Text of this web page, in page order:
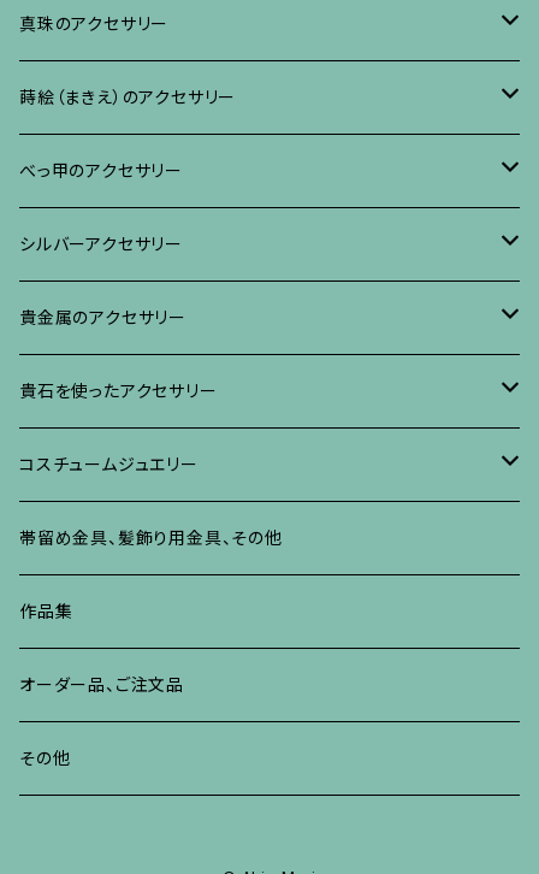
ブレスレット、バングル、その他
ネックレス・ペンダント
リング
ブレスレット・バングル、その他
イヤリング・ピアス
ネックレス、ペンダント
ブレスレット、その他
ブローチ
イヤリング・ピアス
ネックレス、ペンダント
リング
ブレスレット、その他
真珠のアクセサリー
ブローチ
イヤリング・ピアス
ネックレス、ペンダント
リング
ブレスレット、その他
蒔絵（まきえ）のアクセサリー
べっ甲に蒔絵のアクセサリー
ブローチ
イヤリング・ピアス
真珠に蒔絵のアクセサリー
ブローチ
イヤリング、ピアス
水晶に蒔絵のアクセサリー
ブローチ
イヤリング、ピアス
朴の木やポプラに蒔絵のアクセサリー
ブローチ
イヤリング・ピアス
その他の蒔絵のアクセサリー
べっ甲のアクセサリー
ブローチ
イヤリング、ピアス
ネックレス、ペンダント
リング
ブレスレット、バングル、その他
シルバーアクセサリー
ブローチ
イヤリング、ピアス
ネックレス、ペンダント
リング
ブレスレット、バングル、その他
貴金属のアクセサリー
ブローチ
イヤリング、ピアス
ネックレス、ペンダント
ブレスレット、その他
リング
貴石を使ったアクセサリー
ブローチ
イヤリング、ピアス
ネックレス、ペンダント
リング
ブレスレット、バングル
コスチュームジュエリー
ブローチ
イヤリング、ピアス
ネックレス、ペンダント
リング
帯留め金具、髪飾り用金具、その他
作品集
オーダー品、ご注文品
その他